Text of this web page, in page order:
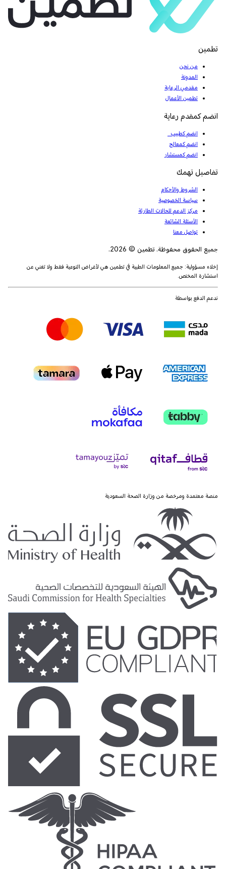
تطمين
من نحن
المدونة
مقدمي الرعاية
تطمين الأعمال
انضم كمقدم رعاية
انضم كطبيب
انضم كمعالج
انضم كمستشار
تفاصيل تهمك
الشروط والأحكام
سياسة الخصوصية
مركز الدعم للحالات الطارئة
الأسئلة الشائعة
تواصل معنا
جميع الحقوق محفوظة. تطمين © 2026.
إخلاء مسؤولية: جميع المعلومات الطبية في تطمين هي لأغراض التوعية فقط ولا تغني عن
استشارة المختص.
ندعم الدفع بواسطة
منصة معتمدة ومرخصة من وزارة الصحة السعودية